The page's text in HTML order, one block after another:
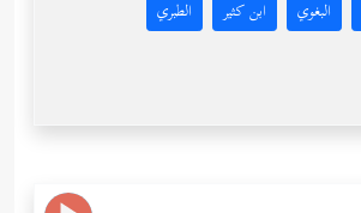
البغوي ابن كثير الطبري